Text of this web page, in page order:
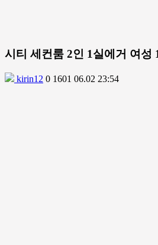
시티 세컨룸 2인 1실에거 여성
kirin12 0 1601 06.02 23:54